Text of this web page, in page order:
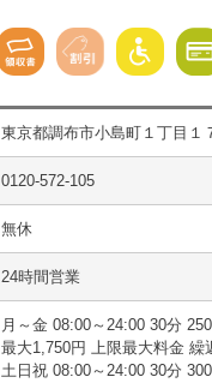
東京都調布市小島町１丁目１
0120-572-105
無休
24時間営業
月～金 08:00～24:00 30分
最大1,750円 上限最大料金 繰
土日祝 08:00～24:00 30分